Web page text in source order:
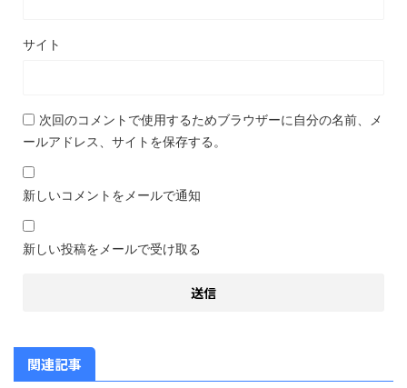
サイト
次回のコメントで使用するためブラウザーに自分の名前、メ
ールアドレス、サイトを保存する。
新しいコメントをメールで通知
新しい投稿をメールで受け取る
関連記事